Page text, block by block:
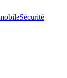
Sécurité